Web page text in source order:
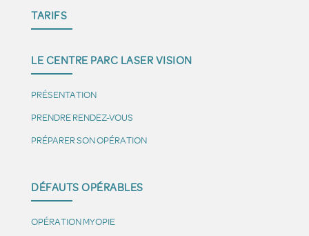
TARIFS
LE CENTRE PARC LASER VISION
PRÉSENTATION
PRENDRE RENDEZ-VOUS
PRÉPARER SON OPÉRATION
DÉFAUTS OPÉRABLES
OPÉRATION MYOPIE